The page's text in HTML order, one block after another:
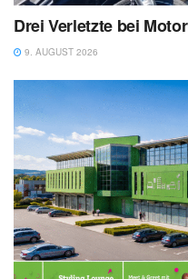
Drei Verletzte bei
9. AUGUST 2026